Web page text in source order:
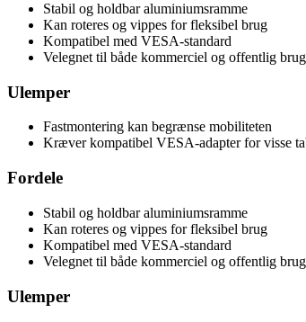
Stabil og holdbar aluminiumsramme
Kan roteres og vippes for fleksibel brug
Kompatibel med VESA-standard
Velegnet til både kommerciel og offentlig brug
Ulemper
Fastmontering kan begrænse mobiliteten
Kræver kompatibel VESA-adapter for visse
Fordele
Stabil og holdbar aluminiumsramme
Kan roteres og vippes for fleksibel brug
Kompatibel med VESA-standard
Velegnet til både kommerciel og offentlig brug
Ulemper